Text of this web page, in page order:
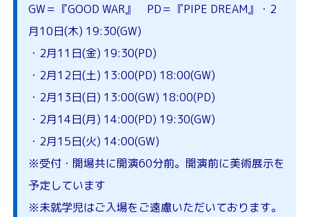
GW＝『GOOD WAR』 PD＝『PIPE DREAM』・2
月10日(木) 19:30(GW)
・2月11日(金) 19:30(PD)
・2月12日(土) 13:00(PD) 18:00(GW)
・2月13日(日) 13:00(GW) 18:00(PD)
・2月14日(月) 14:00(PD) 19:30(GW)
・2月15日(火) 14:00(GW)
※受付・開場共に開演60分前。開演前に美術展示を
予定しています
※未就学児はご入場をご遠慮いただいております。